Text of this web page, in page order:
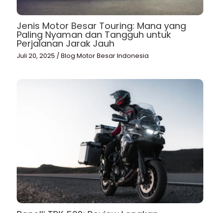
Jenis Motor Besar Touring: Mana yang
Paling Nyaman dan Tangguh untuk
Perjalanan Jarak Jauh
Juli 20, 2025 /Blog Motor Besar Indonesia